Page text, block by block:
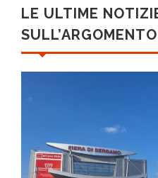
LE ULTIME
SULL’ARGOMENTO